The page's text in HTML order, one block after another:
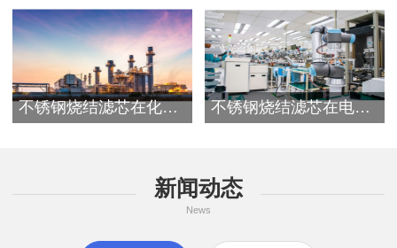
不锈钢烧结滤芯在化工行业应用 不锈钢烧结滤芯在电子行业应用
新闻动态
News